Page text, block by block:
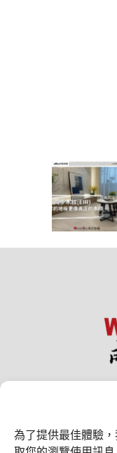
為了提供最佳體驗